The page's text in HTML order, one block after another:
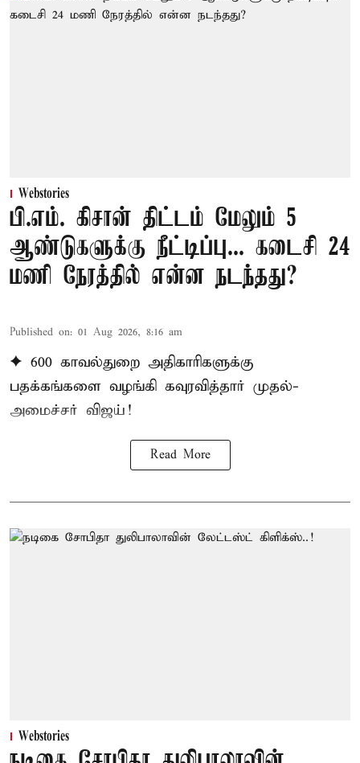
Webstories
பி.எம். கிசான் திட்டம் மேலும் 5
ஆண்டுகளுக்கு நீட்டிப்பு... கடைசி 24
மணி நேரத்தில் என்ன நடந்தது?
Published on: 01 Aug 2026, 8:16 am
✦ 600 காவல்துறை அதிகாரிகளுக்கு
பதக்கங்களை வழங்கி கவுரவித்தார் முதல்-
அமைச்சர் விஜய்!
Read More
Webstories